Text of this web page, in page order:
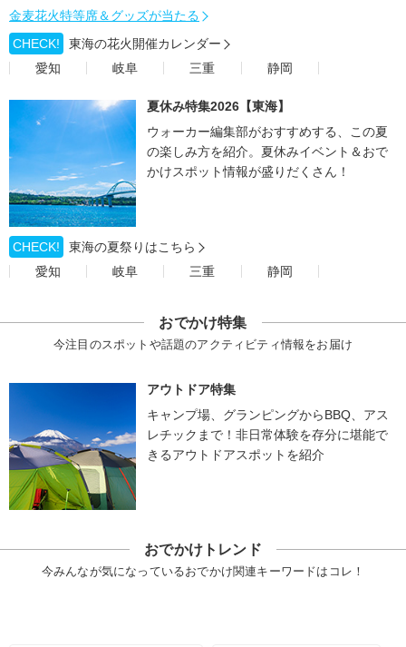
金麦花火特等席＆グッズが当たる
CHECK!
東海の花火開催カレンダー
愛知
岐阜 三重 静岡
夏休み特集2026【東海】
ウォーカー編集部がおすすめする、この夏
の楽しみ方を紹介。夏休みイベント＆おで
かけスポット情報が盛りだくさん！
CHECK!
東海の夏祭りはこちら
愛知
岐阜 三重 静岡
おでかけ特集
今注目のスポットや話題のアクティビティ情報をお届け
アウトドア特集
キャンプ場、グランピングからBBQ、アス
レチックまで！非日常体験を存分に堪能で
きるアウトドアスポットを紹介
おでかけトレンド
今みんなが気になっているおでかけ関連キーワードはコレ！